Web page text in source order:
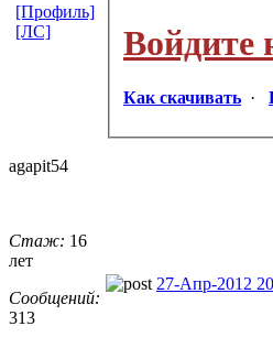
Войдите
Как скачивать ·
[Профиль]
[ЛС]
agapit54
Стаж: 16
лет
Сообщений:
313
27-Апр-2012